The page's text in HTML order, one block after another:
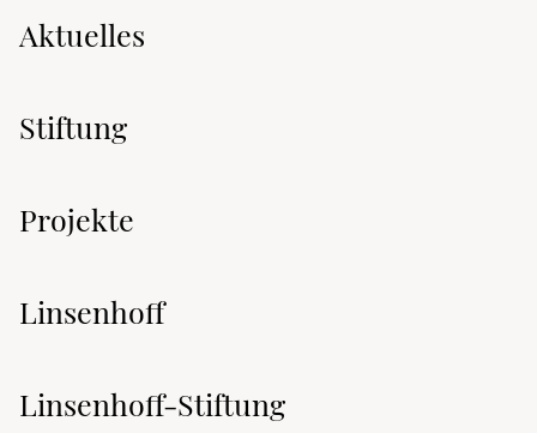
Aktuelles
Stiftung
Projekte
Linsenhoff
Linsenhoff-Stiftung